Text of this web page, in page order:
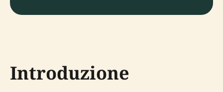
Introduzione